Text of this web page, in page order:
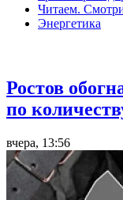
Читаем.
Энергетика
Ростов
по
вчера, 13:56